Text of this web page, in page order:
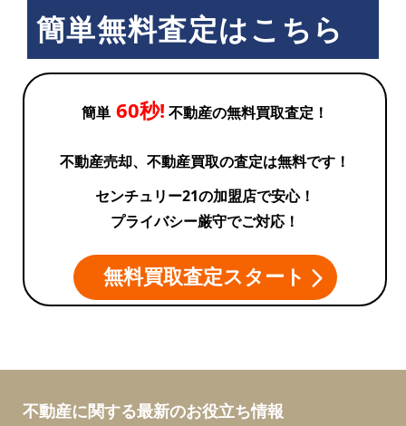
簡単無料査定はこちら
簡単 60秒! 不動産の無料買取査定！
不動産売却、不動産買取の査定は無料です！
センチュリー21の加盟店で安心！
プライバシー厳守でご対応！
無料買取査定スタート
不動産に関する最新のお役立ち情報